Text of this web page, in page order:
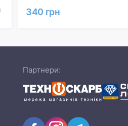
340 грн
Партнери: